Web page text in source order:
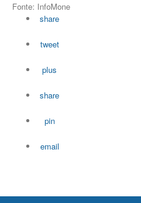
Fonte: InfoMone
share
tweet
plus
share
pin
email